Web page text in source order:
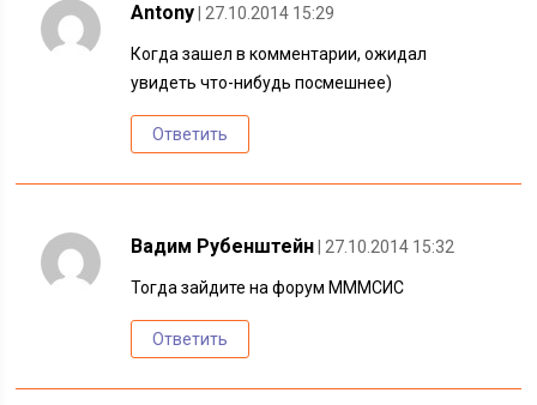
Antony | 27.10.2014 15:29
Когда зашел в комментарии, ожидал
увидеть что-нибудь посмешнее)
Ответить
Вадим Рубенштейн | 27.10.2014 15:32
Тогда зайдите на форум МММСИС
Ответить